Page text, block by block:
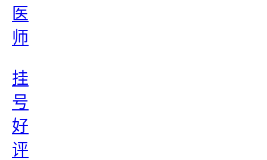
医
师
挂
号
好
评